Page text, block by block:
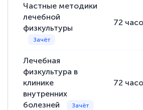
количество тематической
пособий и учебников
прохождения курса,
каком этапе…
Частные методики
лечебной
физкультуры
72
Лечебная
физкультура в
клинике
внутренних
болезней
72